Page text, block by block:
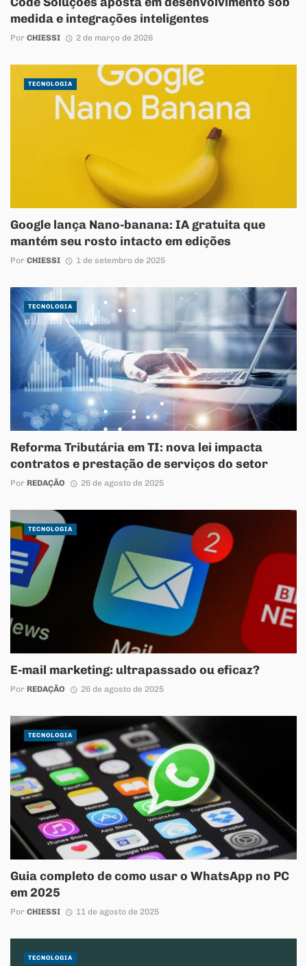
medida e integrações inteligentes
Por CHIESSI 2 de março de 2026
Google lança Nano-banana: IA gratuita que
mantém seu rosto intacto em edições
Por CHIESSI 1 de setembro de 2025
TECNOLOGIA
Reforma Tributária em TI: nova lei impacta
contratos e prestação de serviços do setor
Por REDAÇÃO 26 de agosto de 2025
TECNOLOGIA
E-mail marketing: ultrapassado ou eficaz?
Por REDAÇÃO 26 de agosto de 2025
TECNOLOGIA
Guia completo de como usar o WhatsApp no PC
em 2025
Por CHIESSI 11 de agosto de 2025
TECNOLOGIA
TECNOLOGIA